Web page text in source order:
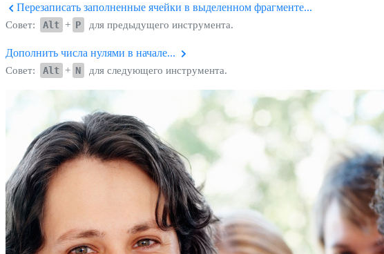
Перезаписать заполненные ячейки в выделенном фрагменте...
Совет: Alt + P для предыдущего инструмента.
Дополнить числа нулями в начале...
Совет: Alt + N для следующего инструмента.